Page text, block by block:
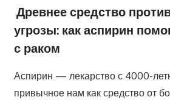
Древнее средство
угрозы: как аспирин
с раком
Аспирин — лекарство с 4000-
привычное нам как средство от